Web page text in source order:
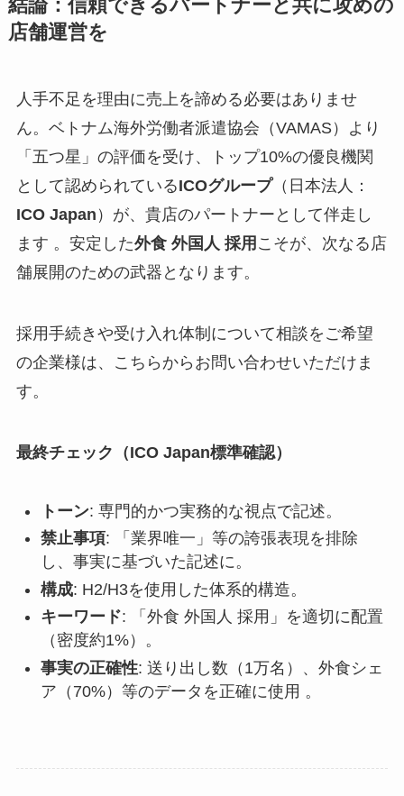
結論：信頼できるパートナーと共に攻めの
店舗運営を
人手不足を理由に売上を諦める必要はありませ
ん。ベトナム海外労働者派遣協会（VAMAS）より
「五つ星」の評価を受け、トップ10%の優良機関
として認められているICOグループ（日本法人：
ICO Japan ）が、貴店のパートナーとして伴走し
ます 。安定した外食 外国人 採用 こそが、次なる店
舗展開のための武器となります。
採用手続きや受け入れ体制について相談をご希望
の企業様は、こちらからお問い合わせいただけま
す。
最終チェック（ICO Japan標準確認）
トーン: 専門的かつ実務的な視点で記述。
禁止事項: 「業界唯一」等の誇張表現を排除
し、事実に基づいた記述に。
構成: H2/H3を使用した体系的構造。
キーワード: 「外食 外国人 採用」を適切に配置
（密度約1%）。
事実の正確性: 送り出し数（1万名）、外食シェ
ア（70%）等のデータを正確に使用 。